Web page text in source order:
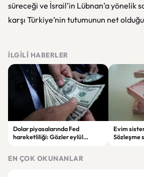
süreceği ve İsrail’in Lübnan’a yönelik
karşı Türkiye’nin tutumunun net
İLGILI HABERLER
Dolar piyasalarında Fed
hareketliliği: Gözler eylül
Evim
Sözleşme
EN ÇOK OKUNANLAR